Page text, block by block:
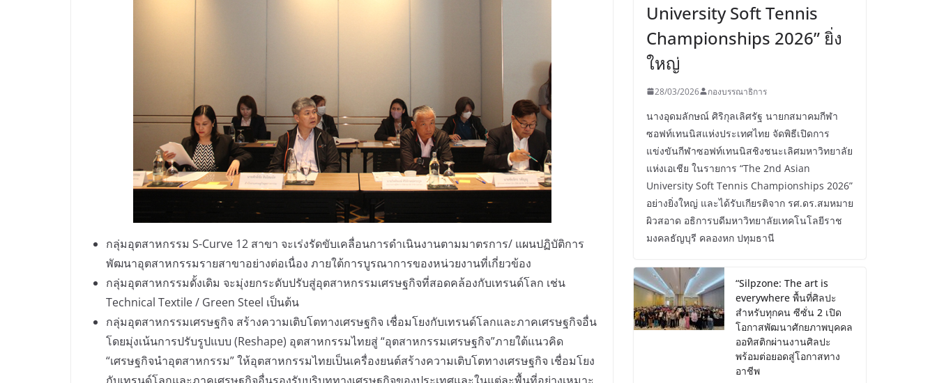
กลุ่มอุตสาหกรรม S-Curve 12 สาขา จะเร่งรัดขับเคลื่อนการดำเนินงานตามมาตรการ/ แผนปฏิบัติการ
พัฒนาอุตสาหกรรมรายสาขาอย่างต่อเนื่อง ภายใต้การบูรณาการของหน่วยงานที่เกี่ยวข้อง
กลุ่มอุตสาหกรรมดั้งเดิม จะมุ่งยกระดับปรับสู่อุตสาหกรรมเศรษฐกิจที่สอดคล้องกับเทรนด์โลก เช่น
Technical Textile / Green Steel เป็นต้น
กลุ่มอุตสาหกรรมเศรษฐกิจ สร้างความเติบโตทางเศรษฐกิจ เชื่อมโยงกับเทรนด์โลกและภาคเศรษฐกิจอื่น
โดยมุ่งเน้นการปรับรูปแบบ (Reshape) อุตสาหกรรมไทยสู่ “อุตสาหกรรมเศรษฐกิจ”ภายใต้แนวคิด
“เศรษฐกิจนำอุตสาหกรรม” ให้อุตสาหกรรมไทยเป็นเครื่องยนต์สร้างความเติบโตทางเศรษฐกิจ เชื่อมโยง
กับเทรนด์โลกและภาคเศรษฐกิจอื่นรองรับบริบททางเศรษฐกิจของประเทศและในแต่ละพื้นที่อย่างเหมาะ
University Soft Tennis
Championships 2026” ยิ่ง
ใหญ่
28/03/2026 กองบรรณาธิการ
นางอุดมลักษณ์ ศิริกุลเลิศรัฐ นายกสมาคมกีฬา
ซอฟท์เทนนิสแห่งประเทศไทย จัดพิธีเปิดการ
แข่งขันกีฬาซอฟท์เทนนิสชิงชนะเลิศมหาวิทยาลัย
แห่งเอเชีย ในรายการ “The 2nd Asian
University Soft Tennis Championships 2026”
อย่างยิ่งใหญ่ และได้รับเกียรติจาก รศ.ดร.สมหมาย
ผิวสอาด อธิการบดีมหาวิทยาลัยเทคโนโลยีราช
มงคลธัญบุรี คลองหก ปทุมธานี
“Silpzone: The art is
everywhere พื้นที่ศิลปะ
สำหรับทุกคน ซีซั่น 2 เปิด
โอกาสพัฒนาศักยภาพบุคคล
ออทิสติกผ่านงานศิลปะ
พร้อมต่อยอดสู่โอกาสทาง
อาชีพ